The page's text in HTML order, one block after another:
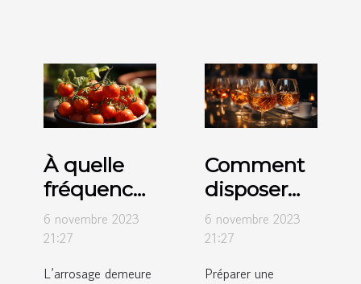
À quelle
fréquence
faut-il
arroser les
tomates ?
6 novembre 2023
21:27
L’arrosage demeure
Comment
disposer
des verres
sur des
6 novembre 2023
21:27
Préparer une